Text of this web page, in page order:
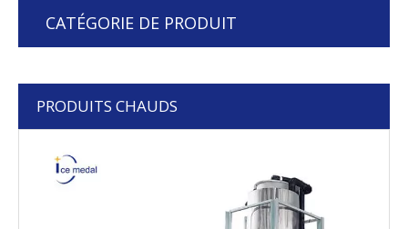
CATÉGORIE DE PRODUIT
PRODUITS CHAUDS